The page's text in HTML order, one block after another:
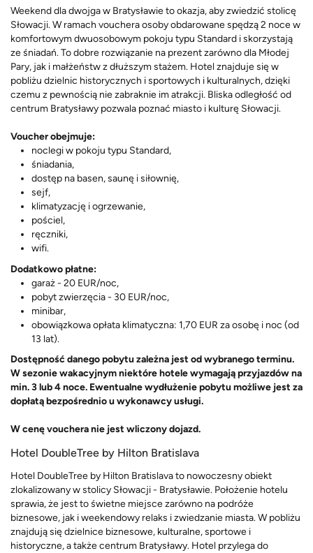
Weekend dla dwojga w Bratysławie to okazja, aby zwiedzić stolicę
Słowacji. W ramach vouchera osoby obdarowane spędzą 2 noce w
komfortowym dwuosobowym pokoju typu Standard i skorzystają
ze śniadań. To dobre rozwiązanie na prezent zarówno dla Młodej
Pary, jak i małżeństw z dłuższym stażem. Hotel znajduje się w
pobliżu dzielnic historycznych i sportowych i kulturalnych, dzięki
czemu z pewnością nie zabraknie im atrakcji. Bliska odległość od
centrum Bratysławy pozwala poznać miasto i kulturę Słowacji.
Voucher obejmuje:
noclegi w pokoju typu Standard,
śniadania,
dostęp na basen, saunę i siłownię,
sejf,
klimatyzację i ogrzewanie,
pościel,
ręczniki,
wifi.
Dodatkowo płatne:
garaż - 20 EUR/noc,
pobyt zwierzęcia - 30 EUR/noc,
minibar,
obowiązkowa opłata klimatyczna: 1,70 EUR za osobę i noc (od
13 lat).
Dostępność danego pobytu zależna jest od wybranego terminu.
W sezonie wakacyjnym niektóre hotele wymagają przyjazdów na
min. 3 lub 4 noce. Ewentualne wydłużenie pobytu możliwe jest za
dopłatą bezpośrednio u wykonawcy usługi.
W cenę vouchera nie jest wliczony dojazd.
Hotel DoubleTree by Hilton Bratislava
Hotel DoubleTree by Hilton Bratislava to nowoczesny obiekt
zlokalizowany w stolicy Słowacji - Bratysławie. Położenie hotelu
sprawia, że jest to świetne miejsce zarówno na podróże
biznesowe, jak i weekendowy relaks i zwiedzanie miasta. W pobliżu
znajdują się dzielnice biznesowe, kulturalne, sportowe i
historyczne, a także centrum Bratysławy. Hotel przylega do